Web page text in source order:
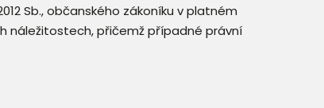
Sb., občanského zákoníku v platném
náležitostech, přičemž případné právní